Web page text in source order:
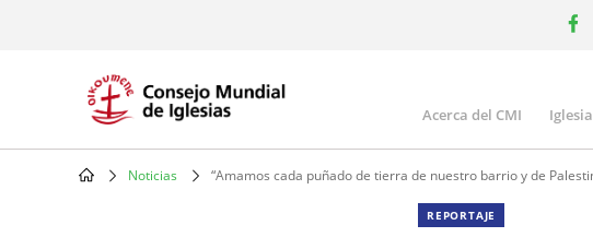
Main
navigation
Acerca del CMI
Noticias “Amamos cada puñado de tierra de nuestro barrio y de
REPORTAJE